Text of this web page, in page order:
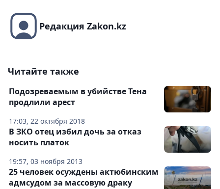
Редакция Zakon.kz
Читайте также
17:03, 22 октября 2018
Подозреваемым в убийстве Тена
продлили арест
19:57, 03 ноября 2013
В ЗКО отец избил дочь за отказ
носить платок
25 человек осуждены актюбинским
адмсудом за массовую драку